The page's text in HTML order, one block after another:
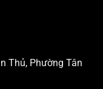
Thủ, Phường Tân